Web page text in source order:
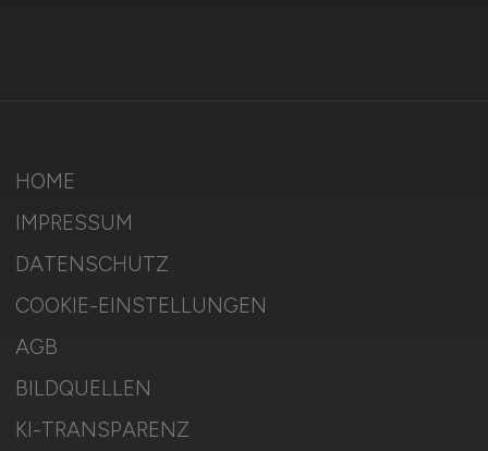
HOME
IMPRESSUM
DATENSCHUTZ
COOKIE-EINSTELLUNGEN
AGB
BILDQUELLEN
KI-TRANSPARENZ